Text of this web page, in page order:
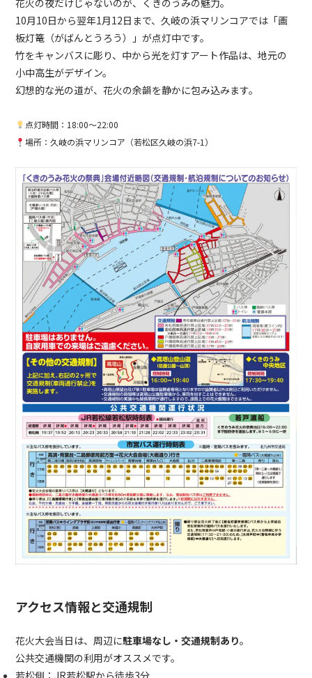
10月10日から翌年1月12日まで、久岐の浜マリンコアでは「画
板灯篭（がばんとうろう）」が点灯中です。
竹をキャンバスに彫り、中から光を灯すアート作品は、地元の
小中高生がデザイン。
幻想的な光の道が、花火の余韻を静かに包み込みます。
点灯時間：18:00〜22:00
場所：久岐の浜マリンコア（若松区久岐の浜7-1）
アクセス情報と交通規制
花火大会当日は、周辺に駐車場なし・交通規制あり。
公共交通機関の利用がオススメです。